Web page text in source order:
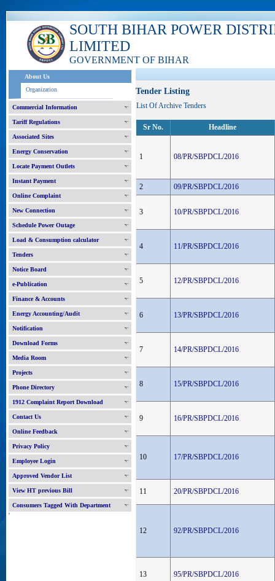
SOUTH BIHAR POWER
LIMITED
GOVERNMENT OF BIHAR
About Us
Organization
Commercial Information
Tariff Regulations
Associated Sites
Energy Conservation
Locate Payment Outlets
Instant Payment
Online Complaint
New Connection
Schedule Power Outage
Load & Consumption calculator
Tenders
Notice Board
e-Publication
Finance & Accounts
Energy Accounting/Audit
Notification
Download Forms
Media Room
Projects
Phone Directory
1912 Complaint Report Download
Contact Us
Online Feedback
Privacy Policy
Employee Login
Approved Vendor List
View HT previous Bill
Consumers Tagged With Department
'
Tender Listing
List Of Archive Tenders
Sr No. Headline
1 08/PR/SBPDCL/2016
2 09/PR/SBPDCL/2016
3 10/PR/SBPDCL/2016
4 11/PR/SBPDCL/2016
5 12/PR/SBPDCL/2016
6 13/PR/SBPDCL/2016
7 14/PR/SBPDCL/2016
8 15/PR/SBPDCL/2016
9 16/PR/SBPDCL/2016
10 17/PR/SBPDCL/2016
11 20/PR/SBPDCL/2016
12 92/PR/SBPDCL/2016
13 95/PR/SBPDCL/2016